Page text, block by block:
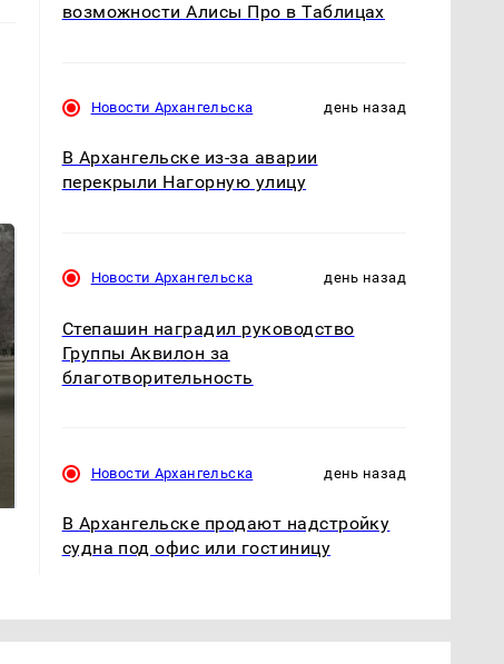
были украдены 18
миллионов рублей
крушение вертолета на
возможности Алисы Про в Таблицах
Новости Архангельска день назад
В Архангельске из-за аварии
перекрыли Нагорную улицу
Новости Архангельска день назад
Степашин наградил руководство
Группы Аквилон за
благотворительность
Новости Архангельска день назад
В Архангельске продают надстройку
судна под офис или гостиницу